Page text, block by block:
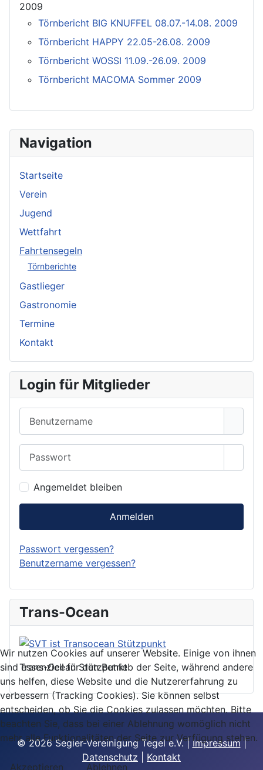
Navigation
Startseite
Verein
Jugend
Wettfahrt
Fahrtensegeln
Törnberichte
Gastlieger
Gastronomie
Termine
Kontakt
Login für Mitglieder
Angemeldet bleiben
Anmelden
Passwort vergessen?
Benutzername vergessen?
Trans-Ocean
Trans-Ocean Stützpunkt
2009
Törnbericht BIG KNUFFEL 08.07.-14.08. 2009
Törnbericht HAPPY 22.05-26.08. 2009
Törnbericht WOSSI 11.09.-26.09. 2009
Törnbericht MACOMA Sommer 2009
© 2026 Segler-Vereinigung Tegel e.V. | Impressum|
Datenschutz
Kontakt
Wir nutzen Cookies auf unserer Website. Einige von ihnen
sind essenziell für den Betrieb der Seite, während andere
uns helfen, diese Website und die Nutzererfahrung zu
verbessern (Tracking Cookies). Sie können selbst
entscheiden, ob Sie die Cookies zulassen möchten. Bitte
beachten Sie, dass bei einer Ablehnung womöglich nicht
mehr alle Funktionalitäten der Seite zur Verfügung stehen.
Akzeptieren Ablehnen